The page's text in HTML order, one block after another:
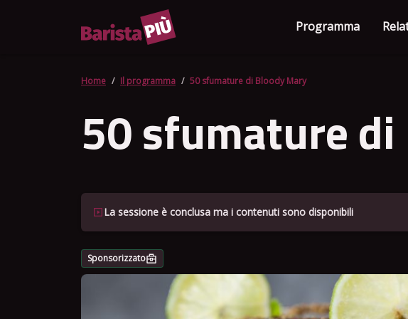
Programma
Home Il programma 50 sfumature di Bloody Mary
50 sfumature
La sessione è conclusa ma i contenuti sono disponibili
Sponsorizzato